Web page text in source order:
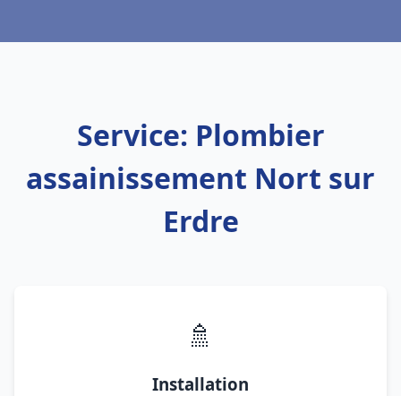
Service: Plombier
assainissement Nort sur
Erdre
🚿
Installation